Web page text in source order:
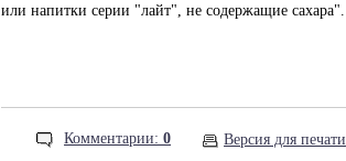
или напитки серии "лайт", не содержащие сахара".
Комментарии: 0 Версия для печати